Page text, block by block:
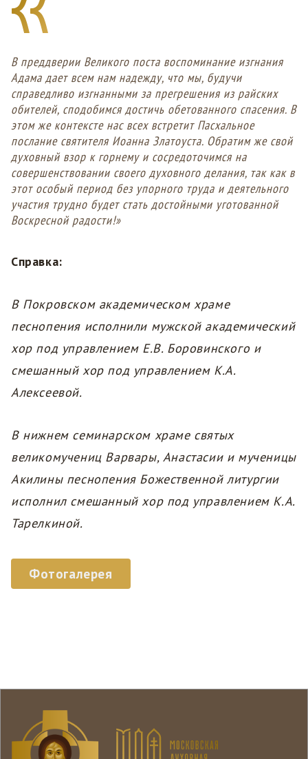
В преддверии Великого поста воспоминание изгнания
Адама дает всем нам надежду, что мы, будучи
справедливо изгнанными за прегрешения из райских
обителей, сподобимся достичь обетованного спасения. В
этом же контексте нас всех встретит Пасхальное
послание святителя Иоанна Златоуста. Обратим же свой
духовный взор к горнему и сосредоточимся на
совершенствовании своего духовного делания, так как в
этот особый период без упорного труда и деятельного
участия трудно будет стать достойными уготованной
Воскресной радости!»
Справка:
В Покровском академическом храме
песнопения исполнили мужской академический
хор под управлением Е.В. Боровинского и
смешанный хор под управлением К.А.
Алексеевой.
В нижнем семинарском храме святых
великомучениц Варвары, Анастасии и мученицы
Акилины песнопения Божественной литургии
исполнил смешанный хор под управлением К.А.
Тарелкиной.
Фотогалерея